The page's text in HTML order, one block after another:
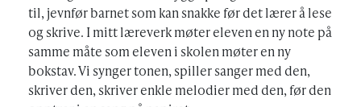
til, jevnfør barnet som kan snakke før det lærer å lese
og skrive. I mitt læreverk møter eleven en ny note på
samme måte som eleven i skolen møter en ny
bokstav. Vi synger tonen, spiller sanger med den,
skriver den, skriver enkle melodier med den, før den